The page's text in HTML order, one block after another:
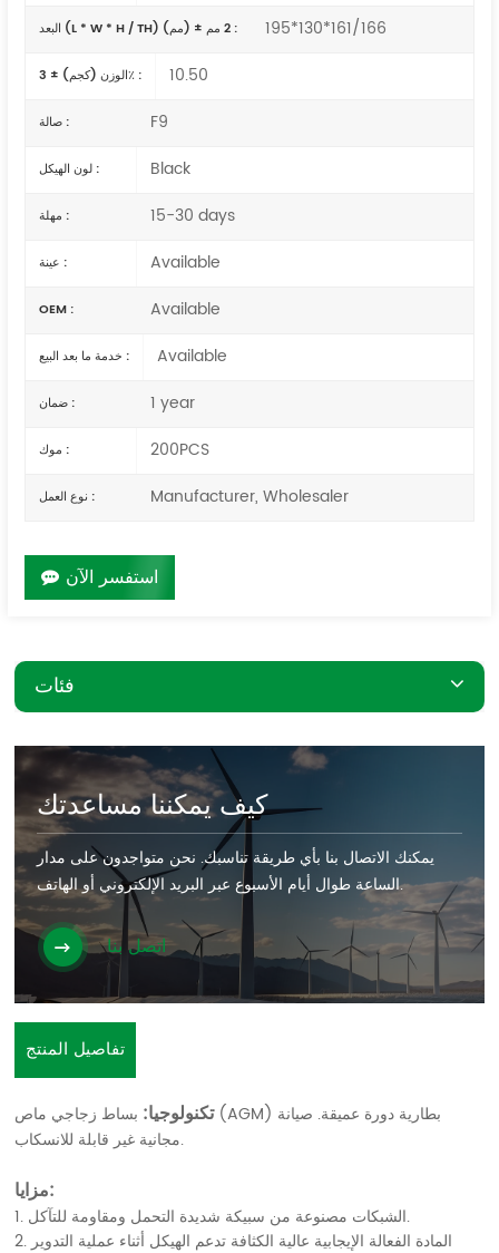
البعد (L * W * H / TH) (مم) ± 2 مم : 195*130*161/166
الوزن (كجم) ± 3٪ : 10.50
صالة : F9
لون الهيكل : Black
مهلة : 15-30 days
عينة : Available
OEM : Available
خدمة ما بعد البيع : Available
ضمان : 1 year
موك : 200PCS
نوع العمل : Manufacturer, Wholesaler
استفسر الآن
فئات
كيف يمكننا مساعدتك
يمكنك الاتصال بنا بأي طريقة تناسبك. نحن متواجدون على مدار
الساعة طوال أيام الأسبوع عبر البريد الإلكتروني أو الهاتف.
اتصل بنا
تفاصيل المنتج
تكنولوجيا: بساط زجاجي ماص (AGM) بطارية دورة عميقة. صيانة
مجانية غير قابلة للانسكاب.
مزايا:
1. الشبكات مصنوعة من سبيكة شديدة التحمل ومقاومة للتآكل.
2. المادة الفعالة الإيجابية عالية الكثافة تدعم الهيكل أثناء عملية التدوير